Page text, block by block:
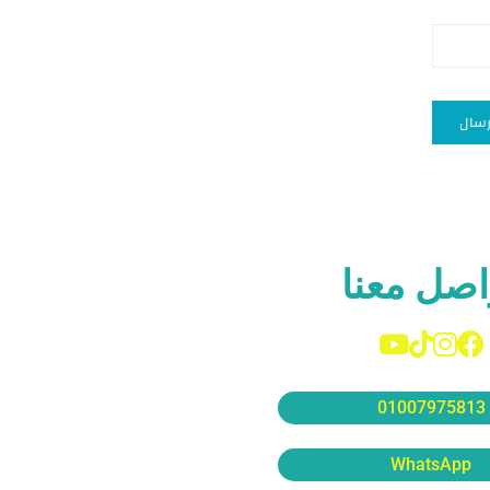
معنا
01007975813
WhatsApp